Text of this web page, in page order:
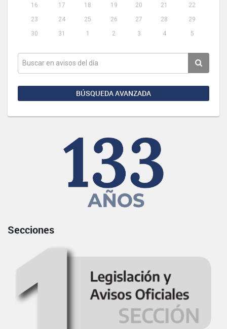
16
17 18 19 20 21
22
23
24 25 26 27 28
29
30
31 1 2 3 4 5
BÚSQUEDA AVANZADA
Secciones